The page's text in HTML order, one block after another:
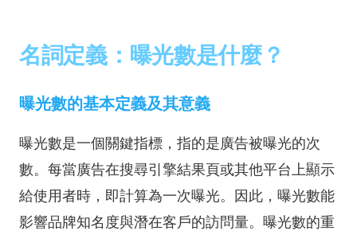
名詞定義：曝光數是什麼？
曝光數的基本定義及其意義
曝光數是一個關鍵指標，指的是廣告被曝光的次
數。每當廣告在搜尋引擎結果頁或其他平台上顯示
給使用者時，即計算為一次曝光。因此，曝光數能
影響品牌知名度與潛在客戶的訪問量。曝光數的重